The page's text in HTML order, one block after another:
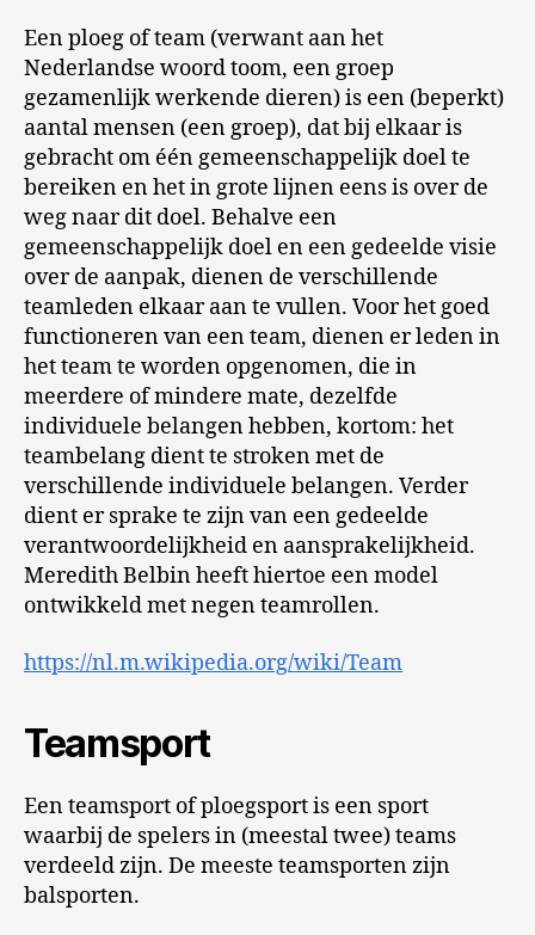
Een ploeg of team (verwant aan het
Nederlandse woord toom, een groep
gezamenlijk werkende dieren) is een (beperkt)
aantal mensen (een groep), dat bij elkaar is
gebracht om één gemeenschappelijk doel te
bereiken en het in grote lijnen eens is over de
weg naar dit doel. Behalve een
gemeenschappelijk doel en een gedeelde visie
over de aanpak, dienen de verschillende
teamleden elkaar aan te vullen. Voor het goed
functioneren van een team, dienen er leden in
het team te worden opgenomen, die in
meerdere of mindere mate, dezelfde
individuele belangen hebben, kortom: het
teambelang dient te stroken met de
verschillende individuele belangen. Verder
dient er sprake te zijn van een gedeelde
verantwoordelijkheid en aansprakelijkheid.
Meredith Belbin heeft hiertoe een model
ontwikkeld met negen teamrollen.
https://nl.m.wikipedia.org/wiki/Team
Teamsport
Een teamsport of ploegsport is een sport
waarbij de spelers in (meestal twee) teams
verdeeld zijn. De meeste teamsporten zijn
balsporten.